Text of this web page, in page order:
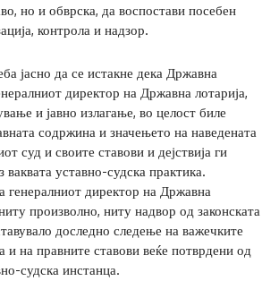
но и обврска, да воспостави посебен
контрола и надзор.
јасно да се истакне дека Државна
директор на Државна лотарија,
и јавно излагање, во целост биле
содржина и значењето на наведената
суд и своите ставови и дејствија ги
ваквата уставно-судска практика.
генералниот директор на Државна
произволно, ниту надвор од законската
доследно следење на важечките
и на правните ставови веќе потврдени од
судска инстанца.